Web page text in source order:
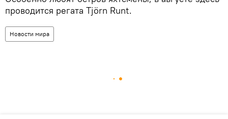
проводится регата Tjörn Runt.
Новости мира